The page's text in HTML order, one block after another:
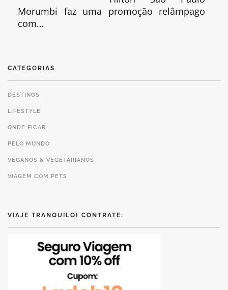
Morumbi faz uma promoção relâmpago
com…
CATEGORIAS
DESTINOS
LIFESTYLE
ONDE FICAR
PELO MUNDO
VEGANOS & VEGETARIANOS
VIAGEM COM PETS
VIAJE TRANQUILO! CONTRATE: